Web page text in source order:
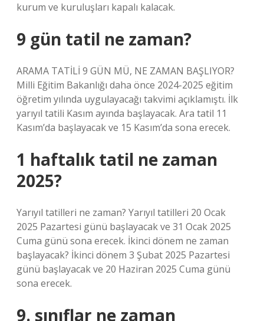
kurum ve kuruluşları kapalı kalacak.
9 gün tatil ne zaman?
ARAMA TATİLİ 9 GÜN MÜ, NE ZAMAN BAŞLIYOR?
Milli Eğitim Bakanlığı daha önce 2024-2025 eğitim
öğretim yılında uygulayacağı takvimi açıklamıştı. İlk
yarıyıl tatili Kasım ayında başlayacak. Ara tatil 11
Kasım’da başlayacak ve 15 Kasım’da sona erecek.
1 haftalık tatil ne zaman
2025?
Yarıyıl tatilleri ne zaman? Yarıyıl tatilleri 20 Ocak
2025 Pazartesi günü başlayacak ve 31 Ocak 2025
Cuma günü sona erecek. İkinci dönem ne zaman
başlayacak? İkinci dönem 3 Şubat 2025 Pazartesi
günü başlayacak ve 20 Haziran 2025 Cuma günü
sona erecek.
9. sınıflar ne zaman